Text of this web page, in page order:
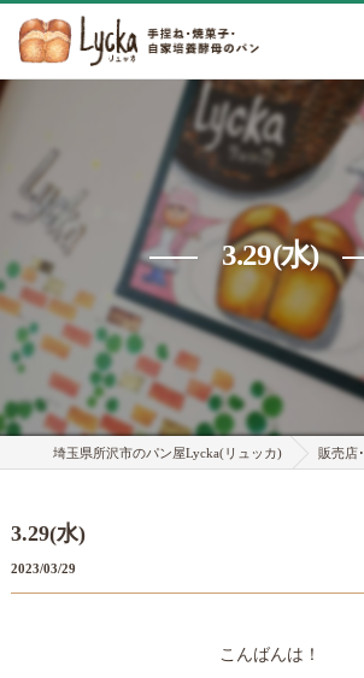
3.29(水)
埼玉県所沢市のパン屋Lycka(リュッカ) 販売店
3.29(水)
2023/03/29
こんばんは！